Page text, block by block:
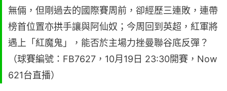
無倆，但剛過去的國際賽周前，卻經歷三連敗，連帶
榜首位置亦拱手讓與阿仙奴；今周回到英超，紅軍將
遇上「紅魔鬼」，能否於主場力挫曼聯谷底反彈？
（球賽編號：FB7627，10月19日 23:30開賽，Now
621台直播）